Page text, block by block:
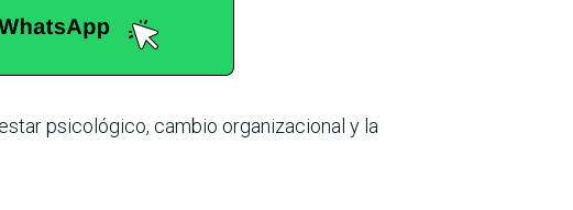
psicológico, cam­bio organizacional y la